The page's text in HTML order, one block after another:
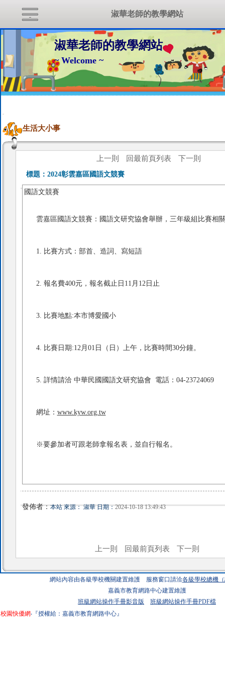
淑華老師的教學網站
~ Welcome ~
:::
生活大小事
上一則 回最前頁列表 下一則
標題： 2024彰雲嘉區國語文競賽
國語文競賽
雲嘉區國語文競賽：國語文研究協會舉辦，三年級組比賽相
1. 比賽方式： 部首、造詞、寫短語
2. 報名費400元，報名截止日11月12日止
3. 比賽地點:本市博愛國小
4. 比賽日期:12月01日（日）上午，比賽時間30分鐘。
5. 詳情請洽 中華民國國語文研究協會 電話：04-23724069
網址： www.kyw.org.tw
※要參加者可跟老師拿報名表，並自行報名。
發佈者：本站 來源： 淑華 日期：2024-10-18 13:49:43
上一則 回最前頁列表 下一則
網站內容由各級學校機關建置維護 服務窗口請洽各級學校總機
嘉義市教育網路中心建置維護
班級網站操作手冊影音版
班級網站操作手冊PDF檔
校園快優網‧『授權給：嘉義市教育網路中心』
淑華老師的教學網站